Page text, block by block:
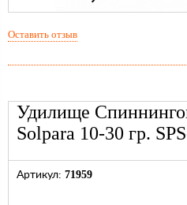
Удилище
Solpara 10-30 гр.
Артикул: 71959
Оставить отзыв